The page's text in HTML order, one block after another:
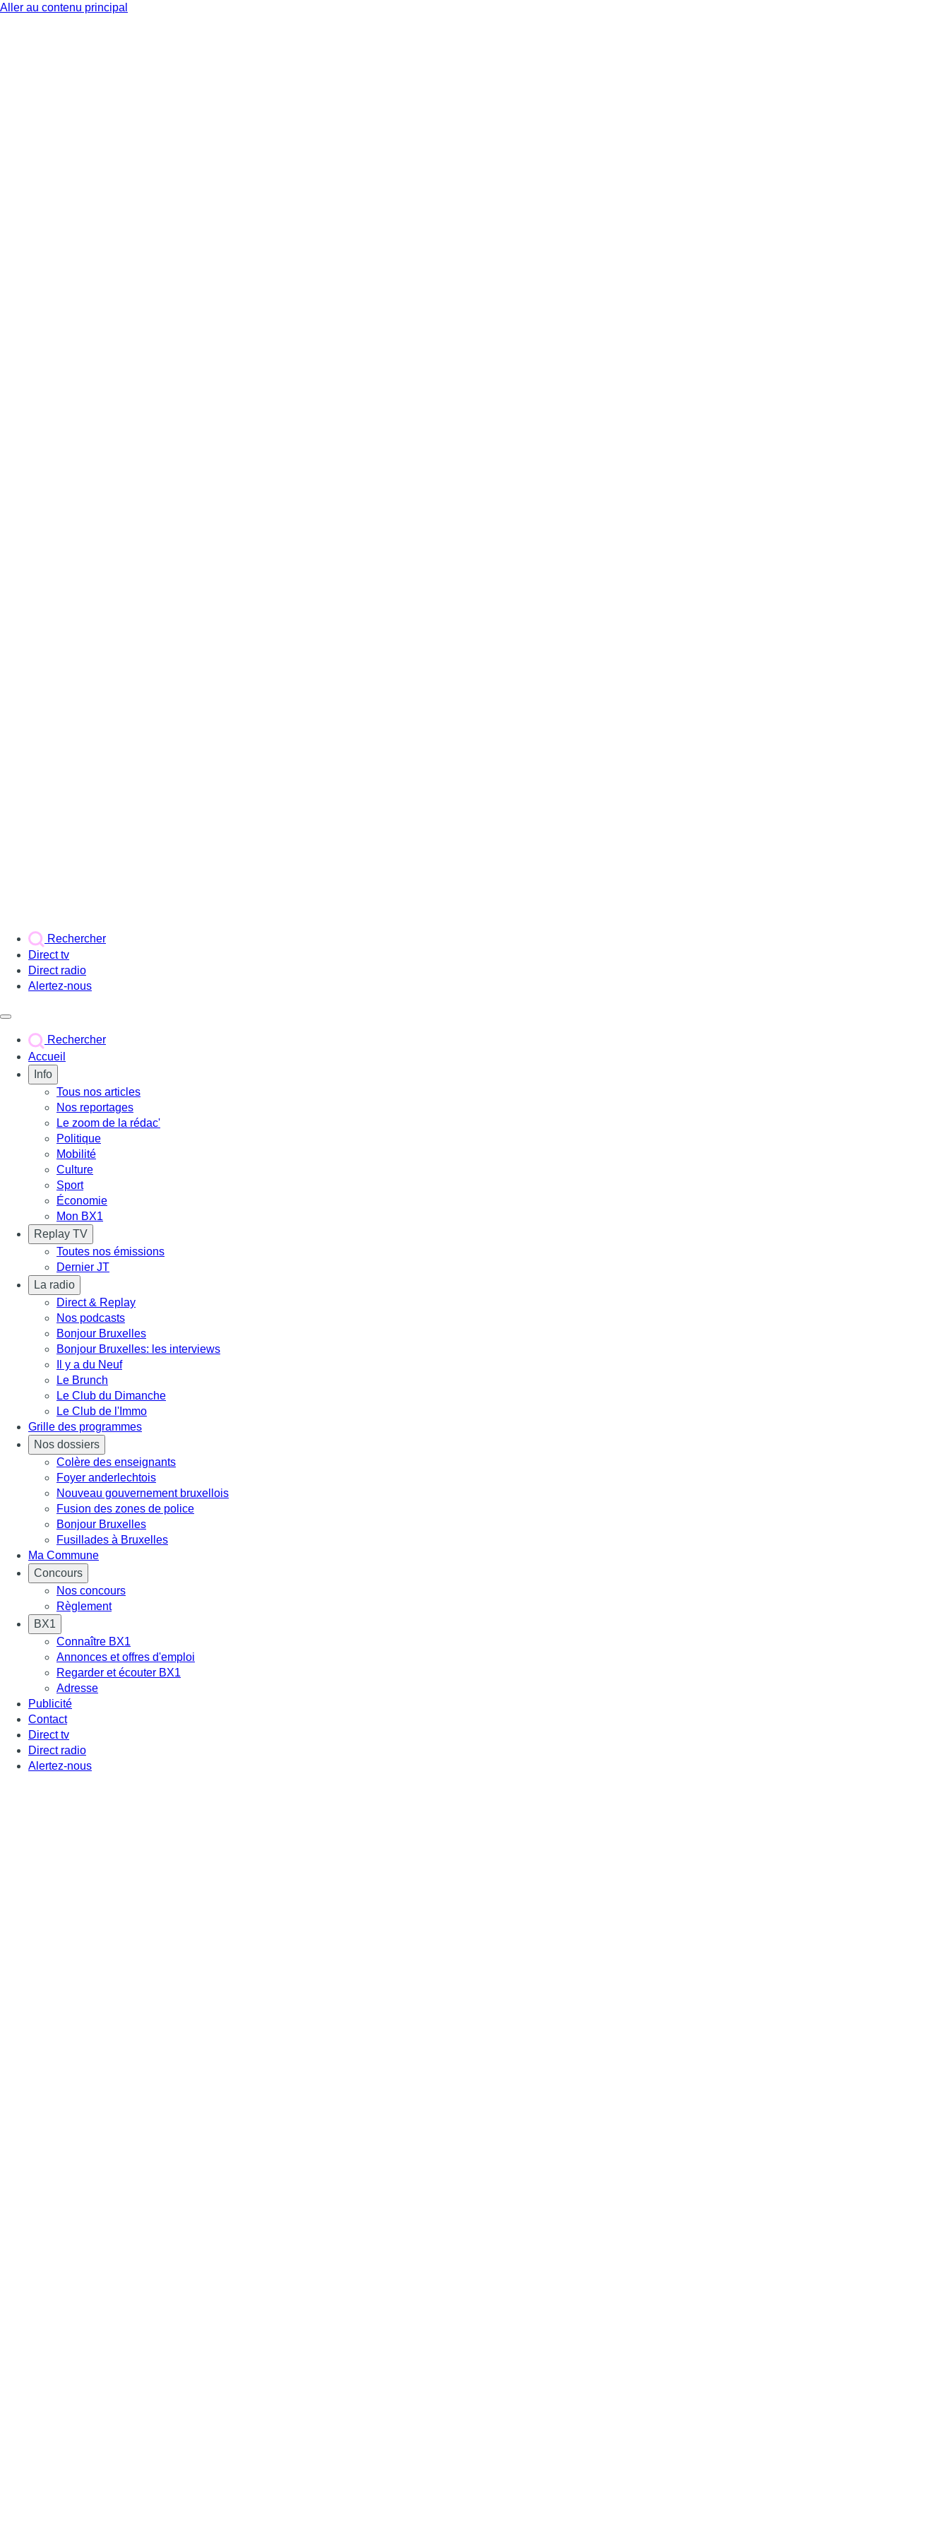
Aller au contenu principal
Rechercher
Direct tv
Direct radio
Alertez-nous
Rechercher
Accueil
Info
Tous nos articles
Nos reportages
Le zoom de la rédac'
Politique
Mobilité
Culture
Sport
Économie
Mon BX1
Replay TV
Toutes nos émissions
Dernier JT
La radio
Direct & Replay
Nos podcasts
Bonjour Bruxelles
Bonjour Bruxelles: les interviews
Il y a du Neuf
Le Brunch
Le Club du Dimanche
Le Club de l'Immo
Grille des programmes
Nos dossiers
Colère des enseignants
Foyer anderlechtois
Nouveau gouvernement bruxellois
Fusion des zones de police
Bonjour Bruxelles
Fusillades à Bruxelles
Ma Commune
Concours
Nos concours
Règlement
BX1
Connaître BX1
Annonces et offres d'emploi
Regarder et écouter BX1
Adresse
Publicité
Contact
Direct tv
Direct radio
Alertez-nous